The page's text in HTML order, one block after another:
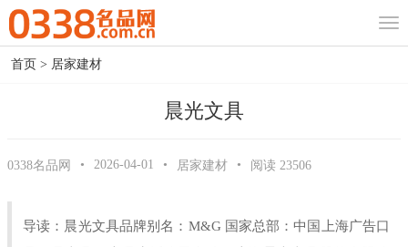
首页 > 居家建材
晨光文具
0338名品网 • 2026-04-01 • 居家建材 • 阅读 23506
导读：晨光文具品牌别名：M&G 国家总部：中国上海广告口